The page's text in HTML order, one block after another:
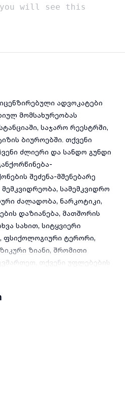
ადვოკატები
მომსახურეობას
საჯარო რეესტრში,
ბიუროებში. თქვენი
ძლიერი და სანდო გუნდი
შეძენა-მშენებარე
სამემკვიდრო
ძალადობა, ნარკოტიკი,
დაზიანება, მათშორის
სახით, სიტყვიერი
ფსიქოლოგიური ტერორი,
ზიანი, შრომითი
თქვენი უფლებების
ნოტარიუსი, თარჯიმნების
სათაო ოფისები
მეტროსთან,
ჩვენი ადვოკატი გადის
თუ გადაადგილების